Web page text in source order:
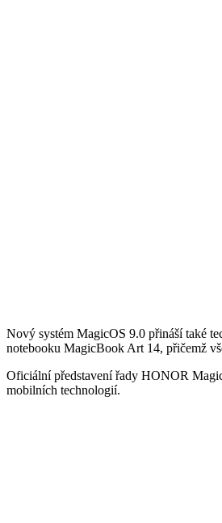
Nový systém MagicOS 9.0 přináší také
notebooku MagicBook Art 14, přičemž
Oficiální představení řady HONOR
mobilních technologií.